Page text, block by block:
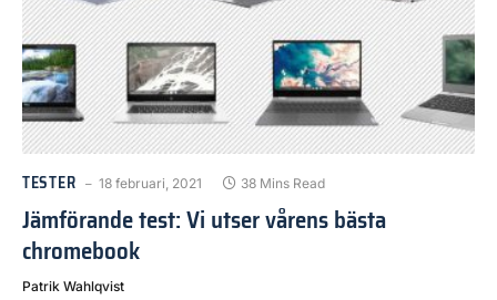
TESTER 18 februari, 2021 38 Mins Read
Jämförande test: Vi utser vårens bästa
chromebook
Patrik Wahlqvist